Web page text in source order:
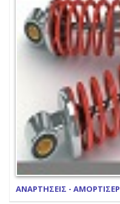
ΑΝΑΡΤΗΣΕΙΣ - ΑΜΟΡΤΙΣΕΡ